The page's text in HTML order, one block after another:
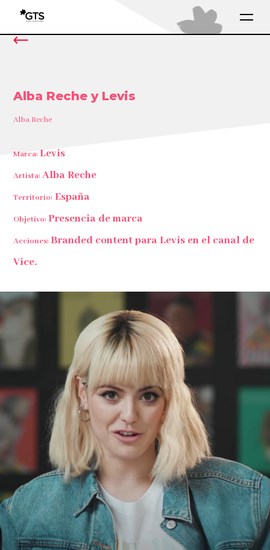
Alba Reche y Levis
Alba Reche
Marca:Levis
Artista:Alba Reche
Territorio: España
Objetivo:Presencia de marca
Acciones:Branded content para Levis en el canal de
Vice.